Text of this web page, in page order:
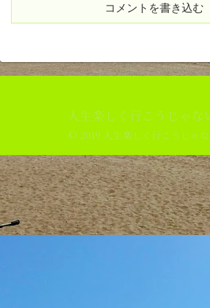
コメントを書き込む
人生楽しく行こうじゃな
© 2019 人生楽しく行こうじゃ